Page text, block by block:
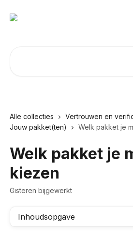
Alle collecties
Vertrouwen en
Jouw pakket(ten)
Welk pakket je
Welk pakket je
kiezen
Gisteren bijgewerkt
Inhoudsopgave